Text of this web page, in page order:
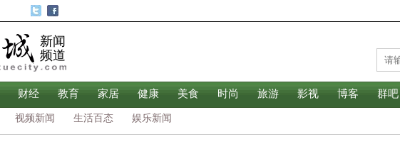
新闻
频道
财经 教育 家居 健康 美食 时尚 旅游 影视 博客 群吧
视频新闻 生活百态 娱乐新闻